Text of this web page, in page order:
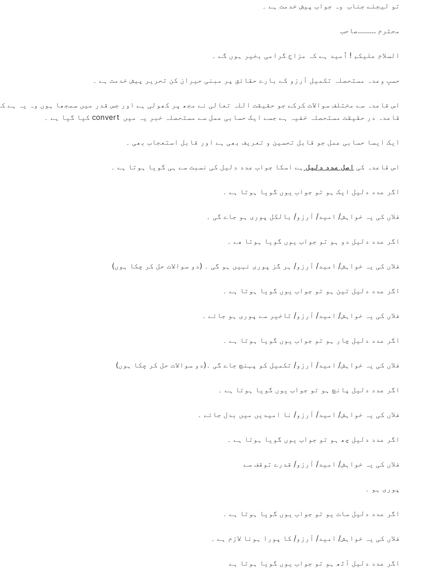
تو لیجئے جناب وہ جواب پیش خدمت ہے ۔
محترم ………صاحب
السلام علیکم ! اُمید ہے کہ مزاج گرامی بخیر ہوں گے ۔
حسبِ وعدہ مستحصلہ تکمیل آرزو کے بارے حقائق پر مبنی حیران کن تحریر پیش خدمت ہے ۔
اس قاعدہ سے مختلف سوالات کرکے جو حقیقت اللہ تعالی نے مجھ پر کھولی ہے اور جس قدر میں سمجھا ہوں وہ یہ ہے
قاعدہ در حقیقت مستحصلہ خفیہ ہے جسے ایک حسابی عمل سے مستحصلہ خبر یہ میں convert کیا گیا ہے ۔
ایک ایسا حسابی عمل جو قابل تحسین و تعریف بھی ہے اور قابل استعجاب بھی ۔
اس قاعدہ کی اصل عدد دلیل ہے اسکا جواب عدد دلیل کی نسبت سے ہی گویا ہوتا ہے ۔
اگر عدد دلیل ایک ہو تو جواب یوں گویا ہوتا ہے ۔
فلاں کی یہ خواہش/ امید/ آرزو/ بالکل پوری ہو جاے گی ۔
اگر عدد دلیل دو ہو تو جواب یوں گویا ہوتا ھے ۔
فلاں کی یہ خواہش/ امید/ آرزو/ ہر گز پوری نہیں ہو گی ۔ (دو سوالات حل کر چکا ہوں)
اگر عدد دلیل تین ہو تو جواب یوں گویا ہوتا ہے ۔
فلاں کی یہ خواہش/ امید/ آرزو/ تاخیر سے پوری ہو جائے ۔
اگر عدد دلیل چار ہو تو جواب یوں گویا ہوتا ہے ۔
فلاں کی یہ خواہش/ امید/ آرزو/ تکمیل کو پہنچ جاے گی ۔(دو سوالات حل کر چکا ہوں)
اگر عدد دلیل پانچ ہو تو جواب یوں گویا ہوتا ہے ۔
فلاں کی یہ خواہش/ امید/ آرزو/ نا امیدیں میں بدل جائے ۔
اگر عدد دلیل چھ ہو تو جواب یوں گویا ہوتا ہے ۔
فلاں کی یہ خواہش/ امید/ آرزو/ قدرے توقف سے
پوری ہو ۔
اگر عدد دلیل سات یو تو جواب یوں گویا ہوتا ہے ۔
فلاں کی یہ خواہش/ امید/ آرزو/ کا پورا ہونا لازم ہے ۔
اگر عدد دلیل آٹھ ہو تو جواب یوں گویا ہوتا ہے